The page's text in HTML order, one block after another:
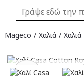
Mageco Χαλιά
-17%